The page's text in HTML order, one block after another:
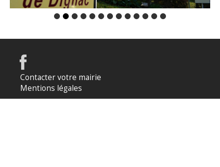
Contacter votre mairie
Mentions légales